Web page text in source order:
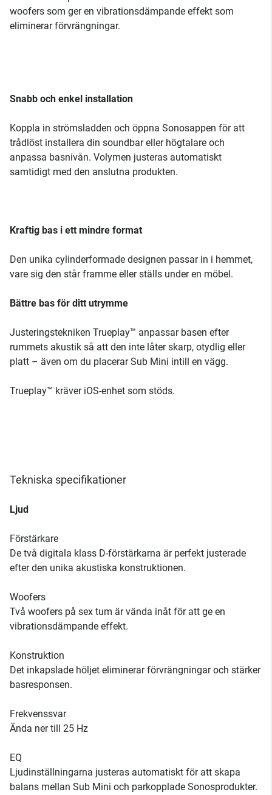
woofers som ger en vibrationsdämpande effekt som
eliminerar förvrängningar.
Snabb och enkel installation
Koppla in strömsladden och öppna Sonosappen för att
trådlöst installera din soundbar eller högtalare och
anpassa basnivån. Volymen justeras automatiskt
samtidigt med den anslutna produkten.
Kraftig bas i ett mindre format
Den unika cylinderformade designen passar in i hemmet,
vare sig den står framme eller ställs under en möbel.
Bättre bas för ditt utrymme
Justeringstekniken Trueplay™ anpassar basen efter
rummets akustik så att den inte låter skarp, otydlig eller
platt – även om du placerar Sub Mini intill en vägg.
Trueplay™ kräver iOS-enhet som stöds.
Tekniska specifikationer
Ljud
Förstärkare
De två digitala klass D-förstärkarna är perfekt justerade
efter den unika akustiska konstruktionen.
Woofers
Två woofers på sex tum är vända inåt för att ge en
vibrationsdämpande effekt.
Konstruktion
Det inkapslade höljet eliminerar förvrängningar och stärker
basresponsen.
Frekvenssvar
Ända ner till 25 Hz
EQ
Ljudinställningarna justeras automatiskt för att skapa
balans mellan Sub Mini och parkopplade Sonosprodukter.